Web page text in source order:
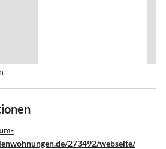
273492/webseite/